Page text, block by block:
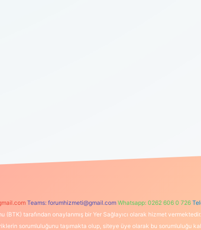
Teams: forumhizmeti@gmail.com Whatsapp: 0262 606 0 726
(BTK) tarafından onaylanmış bir Yer Sağlayıcı olarak hizmet
sorumluluğunu taşımakta olup, siteye üye olarak bu sorumluluğu